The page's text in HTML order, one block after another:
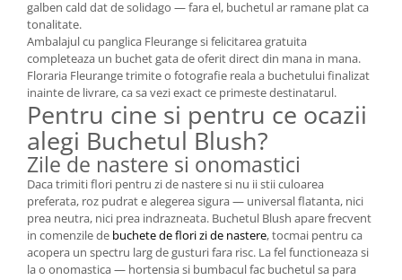
galben cald dat de solidago — fara el, buchetul ar ramane plat ca
tonalitate.
Ambalajul cu panglica Fleurange si felicitarea gratuita
completeaza un buchet gata de oferit direct din mana in mana.
Floraria Fleurange trimite o fotografie reala a buchetului finalizat
inainte de livrare, ca sa vezi exact ce primeste destinatarul.
Pentru cine si pentru ce ocazii
alegi Buchetul Blush?
Zile de nastere si onomastici
Daca trimiti flori pentru zi de nastere si nu ii stii culoarea
preferata, roz pudrat e alegerea sigura — universal flatanta, nici
prea neutra, nici prea indrazneata. Buchetul Blush apare frecvent
in comenzile de buchete de flori zi de nastere, tocmai pentru ca
acopera un spectru larg de gusturi fara risc. La fel functioneaza si
la o onomastica — hortensia si bumbacul fac buchetul sa para